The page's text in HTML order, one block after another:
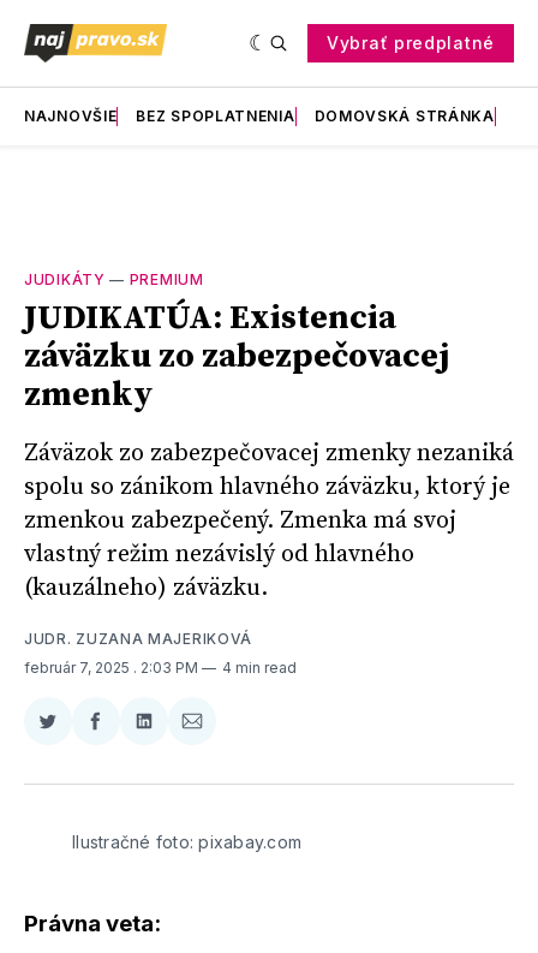
Vybrať predplatné
NAJNOVŠIE BEZ SPOPLATNENIA DOMOVSKÁ STRÁNKA
JUDIKÁTY — PREMIUM
JUDIKATÚA: Existencia
záväzku zo zabezpečovacej
zmenky
Záväzok zo zabezpečovacej zmenky nezaniká
spolu so zánikom hlavného záväzku, ktorý je
zmenkou zabezpečený. Zmenka má svoj
vlastný režim nezávislý od hlavného
(kauzálneho) záväzku.
JUDR. ZUZANA MAJERIKOVÁ
február 7, 2025 . 2:03 PM 4 min read
Zdieľať
Twitter
Zdieľať
Facebooku
Zdieľať
LinkedIne
Zdieľať
E-
Ilustračné foto: pixabay.com
Právna veta: